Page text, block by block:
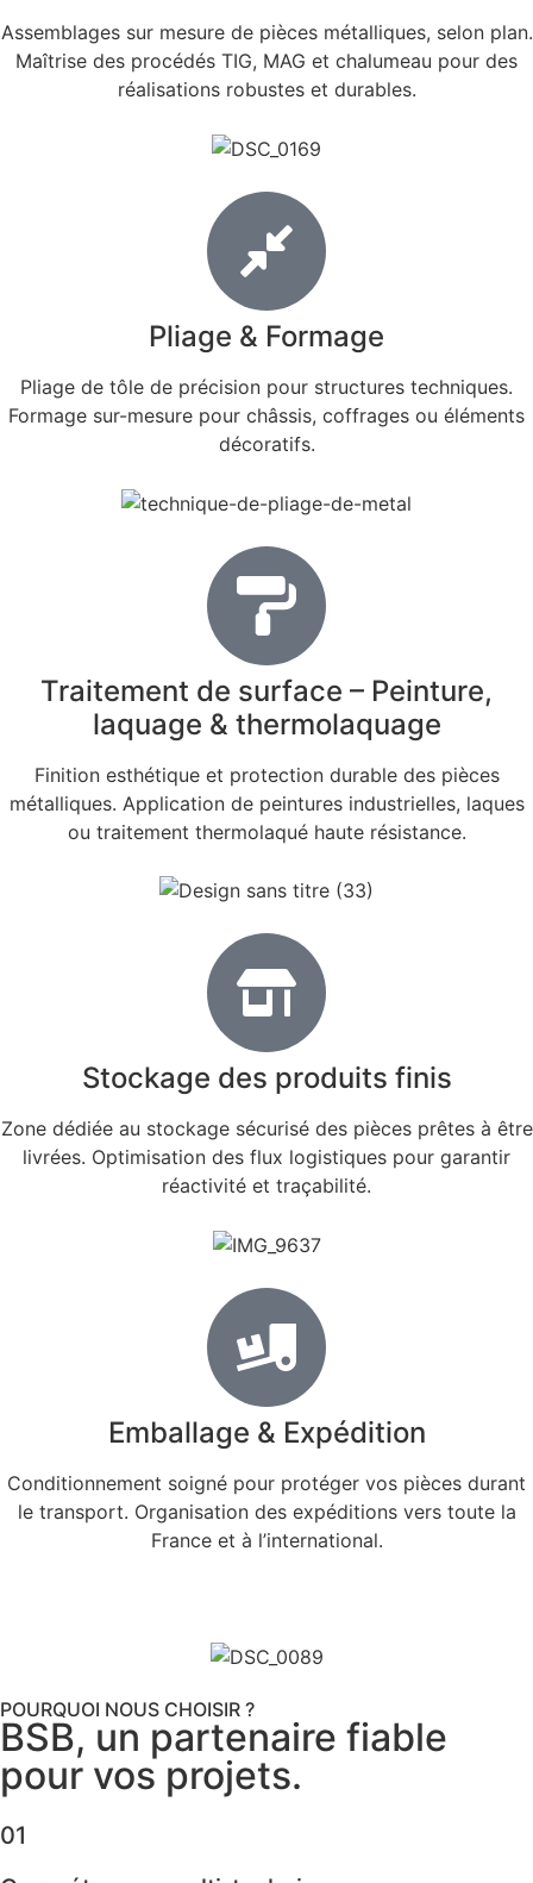
Assemblages sur mesure de pièces métalliques, selon plan.
Maîtrise des procédés TIG, MAG et chalumeau pour des
réalisations robustes et durables.
Pliage & Formage
Pliage de tôle de précision pour structures techniques.
Formage sur-mesure pour châssis, coffrages ou éléments
décoratifs.
Traitement de surface – Peinture,
laquage & thermolaquage
Finition esthétique et protection durable des pièces
métalliques. Application de peintures industrielles, laques
ou traitement thermolaqué haute résistance.
Stockage des produits finis
Zone dédiée au stockage sécurisé des pièces prêtes à être
livrées. Optimisation des flux logistiques pour garantir
réactivité et traçabilité.
Emballage & Expédition
Conditionnement soigné pour protéger vos pièces durant
le transport. Organisation des expéditions vers toute la
France et à l’international.
POURQUOI NOUS CHOISIR ?
BSB, un partenaire fiable
pour vos projets.
01